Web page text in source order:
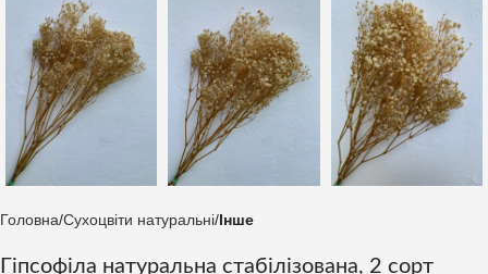
Головна Сухоцвіти натуральні Інше
Гіпсофіла натуральна стабілізована, 2 сорт